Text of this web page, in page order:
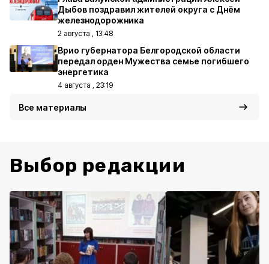
Дыбов поздравил жителей округа с Днём
железнодорожника
2 августа , 13:48
Врио губернатора Белгородской области
передал орден Мужества семье погибшего
энергетика
4 августа , 23:19
Все материалы
Выбор редакции